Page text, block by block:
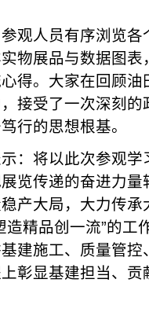
观人员有序浏览
物展品与数据图
得。大家在回顾
接受了一次深刻
行的思想根基。
：将以此次参观
览传递的奋进力
产大局，大力传
精品创一流”的工
建施工、质量管
彰显基建担当、贡